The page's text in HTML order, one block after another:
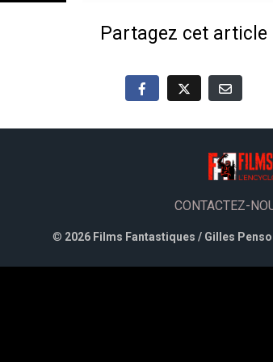
Partagez cet article
CONTACTEZ-
© 2026 Films Fantastiques / Gilles